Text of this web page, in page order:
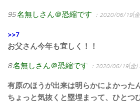
95名無しさん＠恐縮です ：2020/06/19(
>>7
お父さん今年も宜しく！！
8名無しさん＠恐縮です ：2020/06/19(金)
有原のほうが出来は明らかによかった
ちょっと気抜くと塁埋まって、ひとつ